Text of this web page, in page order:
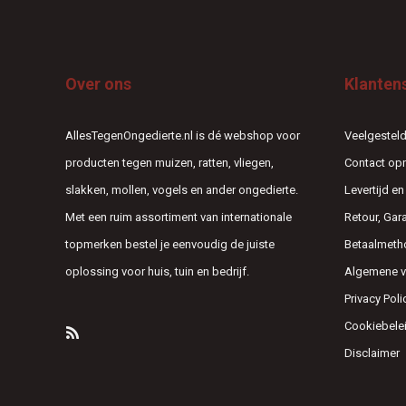
Over ons
AllesTegenOngedierte.nl is dé webshop voor
producten tegen muizen, ratten, vliegen,
slakken, mollen, vogels en ander ongedierte.
Met een ruim assortiment van internationale
topmerken bestel je eenvoudig de juiste
oplossing voor huis, tuin en bedrijf.
Contact
Levertijd
Retour,
Algemene
Privacy
Disclaimer